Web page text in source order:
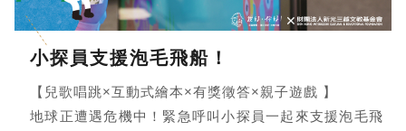
小探員支援泡毛飛船！
【兒歌唱跳×互動式繪本×有獎徵答×親子遊戲 】
地球正遭遇危機中！緊急呼叫小探員一起來支援泡毛飛